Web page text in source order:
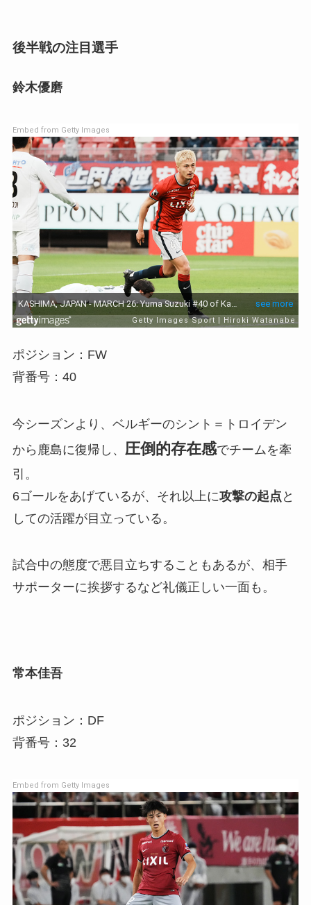
後半戦の注目選手
鈴木優磨
Embed from Getty Images
ポジション：FW
背番号：40
今シーズンより、ベルギーのシント＝トロイデン
から鹿島に復帰し、 圧倒的存在感でチームを牽
引。
6ゴールをあげているが、それ以上に攻撃の起点 と
しての活躍が目立っている。
試合中の態度で悪目立ちすることもあるが、相手
サポーターに挨拶するなど礼儀正しい一面も。
常本佳吾
ポジション：DF
背番号：32
Embed from Getty Images